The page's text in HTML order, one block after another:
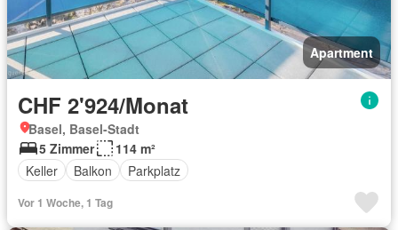
Apartment
CHF 2'924/Monat
Basel, Basel-Stadt
5 Zimmer
114 m²
Keller
Balkon Parkplatz
Vor 1 Woche, 1 Tag